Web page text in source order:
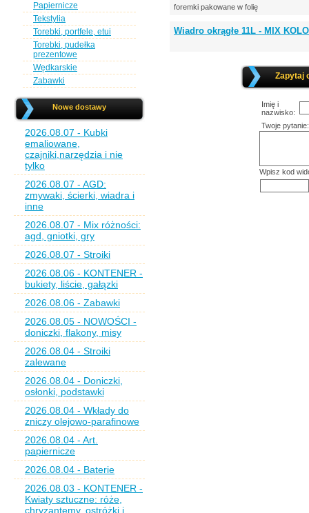
Papiernicze
Tekstylia
Torebki, portfele, etui
Torebki, pudełka
prezentowe
Wędkarskie
Zabawki
Nowe dostawy
2026.08.07 - Kubki
emaliowane,
czajniki,narzędzia i nie
tylko
2026.08.07 - AGD:
zmywaki, ścierki, wiadra i
inne
2026.08.07 - Mix różności:
agd, gniotki, gry
2026.08.07 - Stroiki
2026.08.06 - KONTENER -
bukiety, liście, gałązki
2026.08.06 - Zabawki
2026.08.05 - NOWOŚCI -
doniczki, flakony, misy
2026.08.04 - Stroiki
zalewane
2026.08.04 - Doniczki,
osłonki, podstawki
2026.08.04 - Wkłady do
zniczy olejowo-parafinowe
2026.08.04 - Art.
papiernicze
2026.08.04 - Baterie
2026.08.03 - KONTENER -
Kwiaty sztuczne: róże,
chryzantemy, ostróżki i
foremki pakowane w folię
Wiadro okrągłe 11L - MIX
Zapytaj
Imię i
nazwisko:
Twoje pytanie:
Wpisz kod